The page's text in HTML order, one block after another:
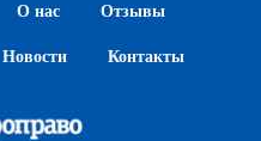
О нас Отзывы
Новости Контакты